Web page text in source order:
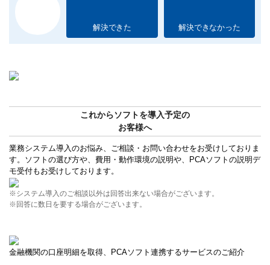
解決できた 解決できなかった
これからソフトを導入予定の
お客様へ
業務システム導入のお悩み、ご相談・お問い合わせをお受けしておりま
す。ソフトの選び方や、費用・動作環境の説明や、PCAソフトの説明デ
モ受付もお受けしております。
※システム導入のご相談以外は回答出来ない場合がございます。
※回答に数日を要する場合がございます。
金融機関の口座明細を取得、PCAソフト連携するサービスのご紹介